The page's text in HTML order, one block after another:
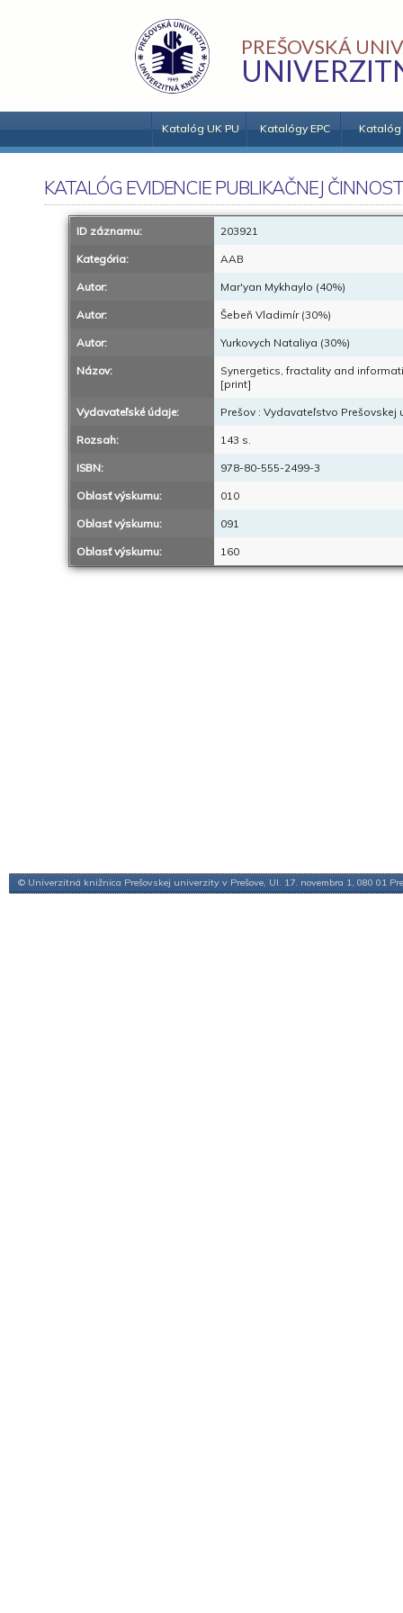
PREŠOVSKÁ
Katalóg UK PU Katalógy EPC Katalóg
KATALÓG EVIDENCIE PUBLIKAČNEJ
ID záznamu: 203921
Kategória: AAB
Autor: Mar'yan Mykhaylo (40%)
Autor: Šebeň Vladimír (30%)
Autor: Yurkovych Nataliya (30%)
Názov:
Synergetics, fractality and
[print]
Vydavateľské údaje: Prešov : Vydavateľstvo Prešovskej
Rozsah: 143 s.
ISBN: 978-80-555-2499-3
Oblasť výskumu: 010
Oblasť výskumu: 091
Oblasť výskumu: 160
© Univerzitná knižnica Prešovskej univerzity v Prešove, Ul. 17. novembra 1, 080 01